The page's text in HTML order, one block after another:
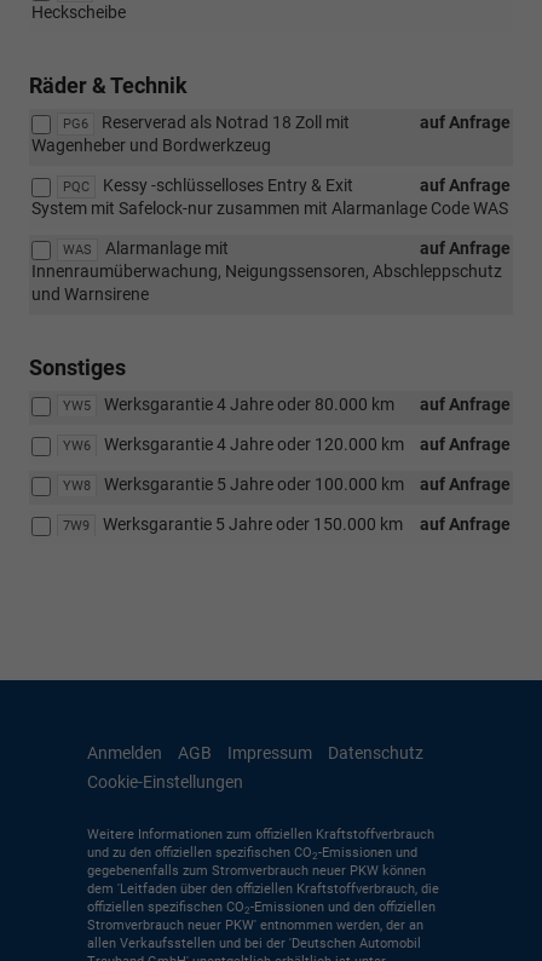
Heckscheibe
Räder & Technik
PG6 auf Anfrage
Reserverad als Notrad 18 Zoll mit
Wagenheber und Bordwerkzeug
PQC auf Anfrage
Kessy -schlüsselloses Entry & Exit
System mit Safelock-nur zusammen mit Alarmanlage Code WAS
WAS auf Anfrage
Alarmanlage mit
Innenraumüberwachung, Neigungssensoren, Abschleppschutz
und Warnsirene
Sonstiges
YW5 auf Anfrage
Werksgarantie 4 Jahre oder 80.000 km
YW6 auf Anfrage
Werksgarantie 4 Jahre oder 120.000 km
YW8 auf Anfrage
Werksgarantie 5 Jahre oder 100.000 km
7W9 auf Anfrage
Werksgarantie 5 Jahre oder 150.000 km
Anmelden AGB Impressum
Datenschutz
Cookie-Einstellungen
Weitere Informationen zum offiziellen Kraftstoffverbrauch
und zu den offiziellen spezifischen CO2-Emissionen und
gegebenenfalls zum Stromverbrauch neuer PKW können
dem 'Leitfaden über den offiziellen Kraftstoffverbrauch, die
offiziellen spezifischen CO2-Emissionen und den offiziellen
Stromverbrauch neuer PKW' entnommen werden, der an
allen Verkaufsstellen und bei der 'Deutschen Automobil